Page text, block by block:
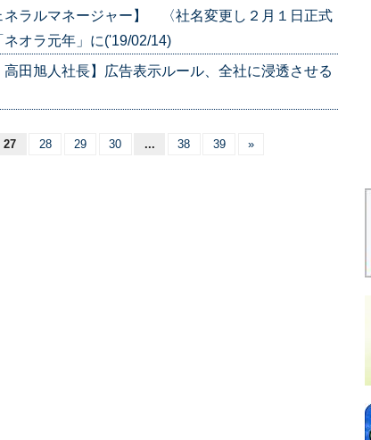
ラルマネージャー】 〈社名変更し２月１日正式
オラ元年」に('19/02/14)
田旭人社長】広告表示ルール、全社に浸透させる
27 28 29 30 ... 38 39 »